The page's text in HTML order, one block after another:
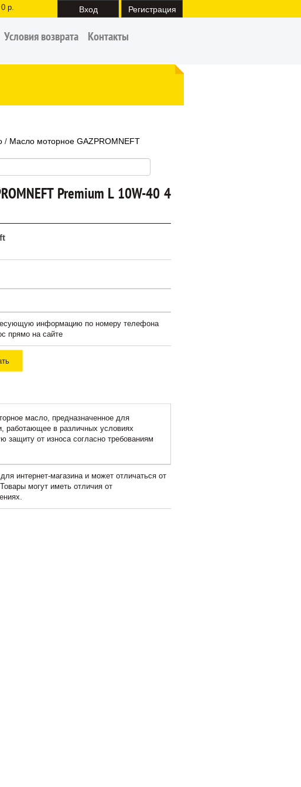
0 р. Вход Регистрация
Условия возврата Контакты
/ Масло моторное GAZPROMNEFT
Premium L 10W-40 4
информацию по номеру телефона
прямо на сайте
масло, предназначенное для
работающее в различных условиях
защиту от износа согласно требованиям
интернет-магазина и может отличаться от
могут иметь отличия от